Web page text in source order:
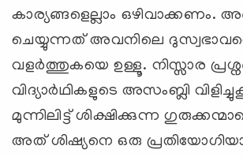
കാര്യങ്ങളെല്ലാം ഒഴിവാക്കണം.
ചെയ്യുന്നത് അവനിലെ
വളര്‍ത്തുകയെ ഉള്ളൂ. നിസ്സാര
വിദ്യാര്‍ഥികളുടെ അസംബ്ലി
മുന്നിലിട്ട് ശിക്ഷിക്കുന്ന
അത് ശിഷ്യനെ ഒരു